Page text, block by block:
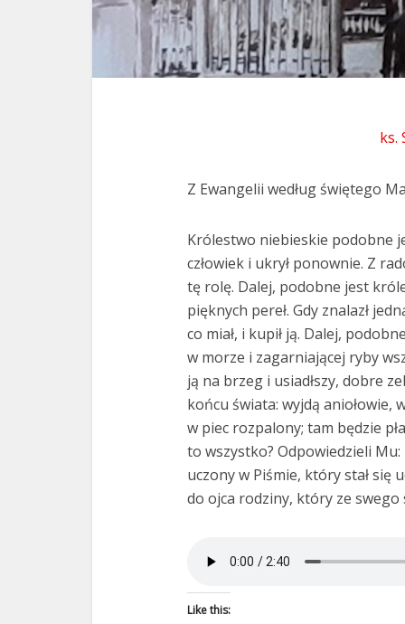
ks.
Z Ewangelii według świętego
Królestwo niebieskie podobne
człowiek i ukrył ponownie. Z
tę rolę. Dalej, podobne jest
pięknych pereł. Gdy znalazł
co miał, i kupił ją. Dalej,
w morze i zagarniającej ryby
ją na brzeg i usiadłszy, dobre
końcu świata: wyjdą aniołowie,
w piec rozpalony; tam będzie
to wszystko? Odpowiedzieli
uczony w Piśmie, który stał
do ojca rodziny, który ze
Like this: